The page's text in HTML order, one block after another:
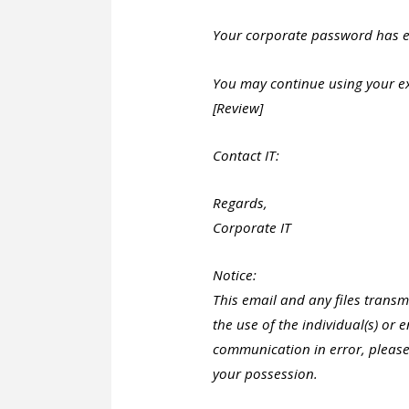
Your corporate password has
You may continue using your
[Review]
Contact IT:
Regards,
Corporate IT
Notice:
This email and any files
the use of the individual(s) or
communication in error,
your possession.